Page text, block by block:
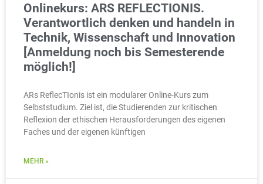
Onlinekurs: ARS REFLECTIONIS.
Verantwortlich denken und handeln in
Technik, Wissenschaft und Innovation
[Anmeldung noch bis Semesterende
möglich!]
ARs ReflecTIonis ist ein modularer Online-Kurs zum
Selbststudium. Ziel ist, die Studierenden zur kritischen
Reflexion der ethischen Herausforderungen des eigenen
Faches und der eigenen künftigen
MEHR »